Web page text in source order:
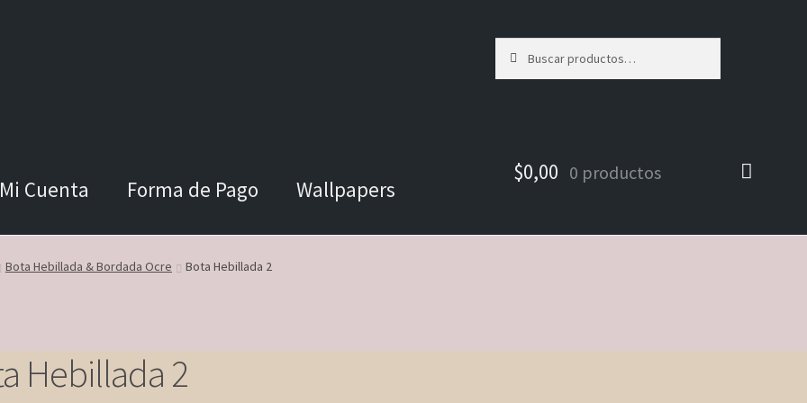
por:
Mi Cuenta Forma de Pago Wallpapers
$0,00 0 productos
Bota Hebillada & Bordada Ocre Bota Hebillada 2
Hebillada 2